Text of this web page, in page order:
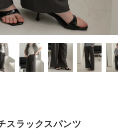
スラックスパンツ